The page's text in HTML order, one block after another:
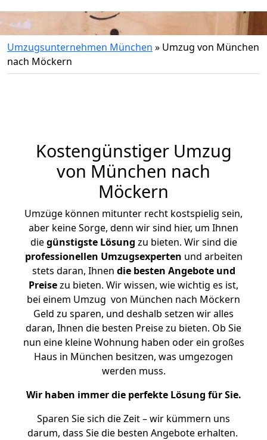
Umzugsunternehmen München » Umzug von München
nach Möckern
Kostengünstiger Umzug
von München nach
Möckern
Umzüge können mitunter recht kostspielig sein,
aber keine Sorge, denn wir sind hier, um Ihnen
diegünstigste Lösung zu bieten. Wir sind die
professionellen Umzugsexperten und arbeiten
stets daran, Ihnen die besten Angebote und
Preisezu bieten. Wir wissen, wie wichtig es ist,
bei einem Umzug von München nach Möckern
Geld zu sparen, und deshalb setzen wir alles
daran, Ihnen die besten Preise zu bieten. Ob Sie
nun eine kleine Wohnung haben oder ein großes
Haus in München besitzen, was umgezogen
werden muss.
Wir haben immer die perfekte Lösung für Sie.
Sparen Sie sich die Zeit – wir kümmern uns
darum, dass Sie die besten Angebote erhalten.